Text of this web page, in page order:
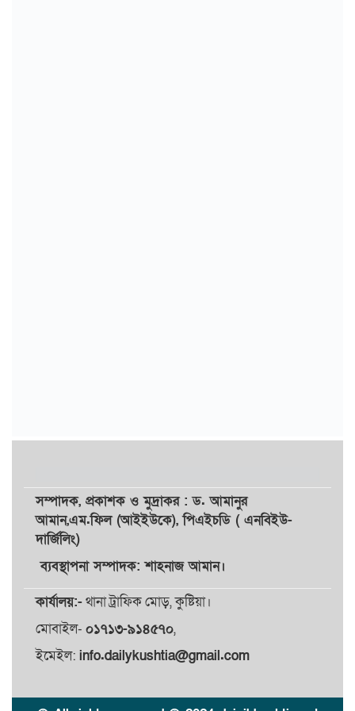
সম্পাদক, প্রকাশকওমুদ্রাকর: ড. আমানুর
আমান,এম.ফিল (আইইউকে), পিএইচডি ( এনবিইউ-
দার্জিলিং)
ব্যবস্থাপনা সম্পাদক: শাহনাজ আমান।
কার্যালয়:-থানা ট্রাফিক মোড়, কুষ্টিয়া।
মোবাইল- ০১৭১৩-৯১৪৫৭০,
ইমেইল: info.dailykushtia@gmail.com